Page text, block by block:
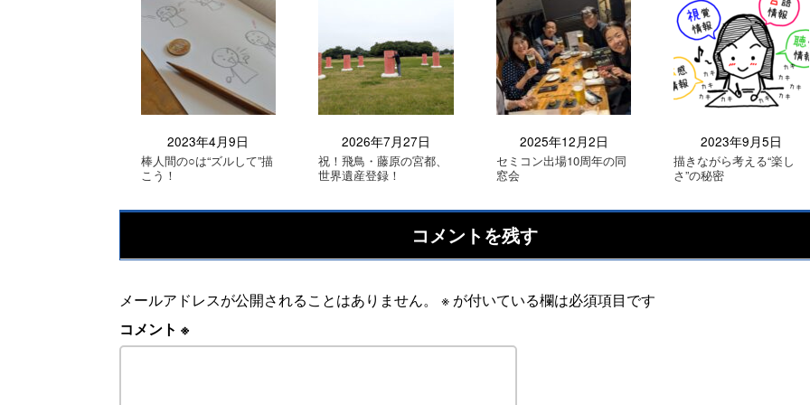
2023年4月9日
棒人間の○は“ズルして”描
こう！
2026年7月27日
祝！飛鳥・藤原の宮都、
世界遺産登録！
2025年12月2日
セミコン出場10周年の同
窓会
2023年9月5日
描きながら考える“楽し
さ”の秘密
コメントを残す
メールアドレスが公開されることはありません。 ※ が付いている欄は必須項目です
コメント ※